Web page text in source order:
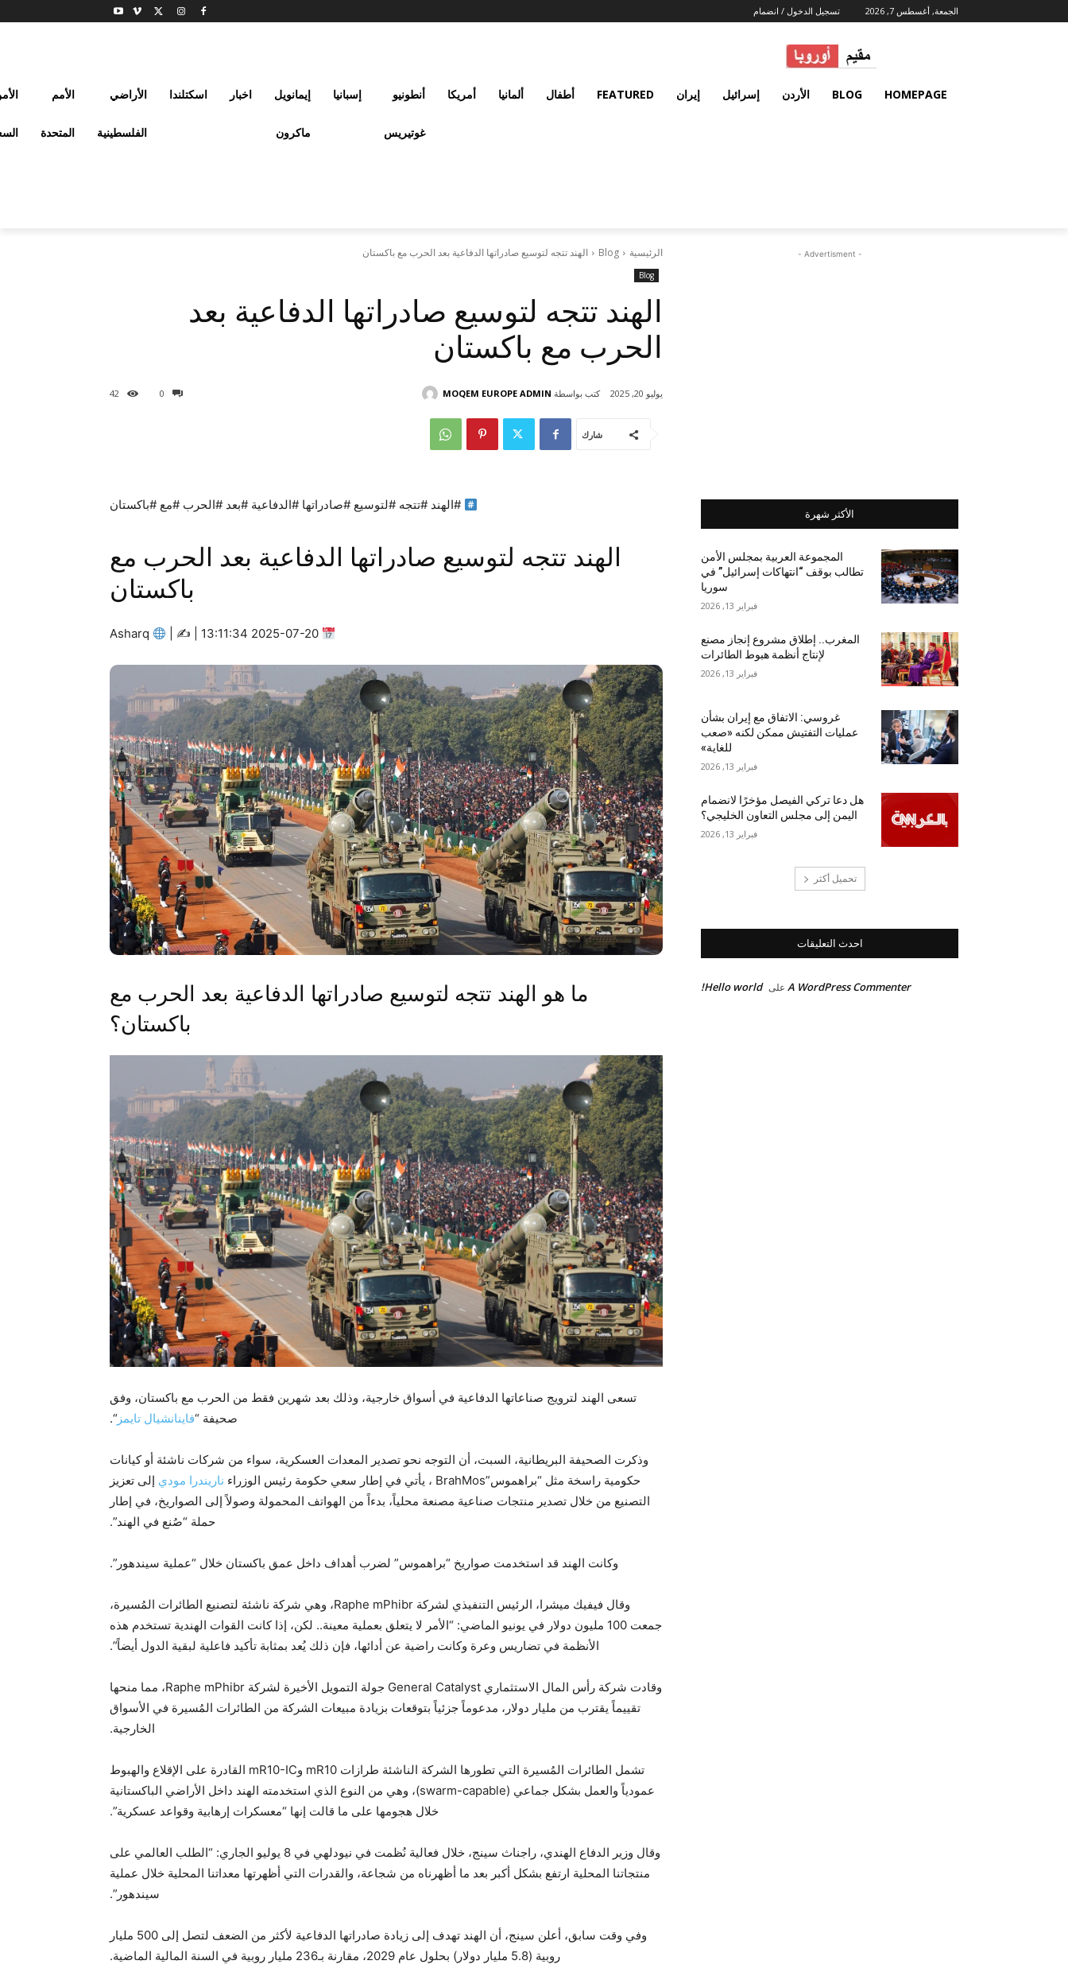
الجمعة, أغسطس 7, 2026 تسجيل الدخول / انضمام
HOMEPAGE
BLOG الأردن إسرائيل إيران FEATURED أطفال ألمانيا أمريكا أنطونيو
غوتيريس
إسبانيا إيمانويل
ماكرون
اخبار اسكتلندا الأراضي
الفلسطينية
الأمم
المتحدة
الرئيسية Blog الهند تتجه لتوسيع صادراتها الدفاعية بعد الحرب مع باكستان
Blog
الهند تتجه لتوسيع صادراتها الدفاعية بعد
الحرب مع باكستان
0
42 يوليو 20, 2025 كتب بواسطة MOQEM EUROPE ADMIN
شارك
#الهند #تتجه #لتوسيع #صادراتها #الدفاعية #بعد #الحرب #مع #باكستان
الهند تتجه لتوسيع صادراتها الدفاعية بعد الحرب مع
باكستان
ما هو الهند تتجه لتوسيع صادراتها الدفاعية بعد الحرب مع
باكستان؟
تسعى الهند لترويج صناعاتها الدفاعية في أسواق خارجية، وذلك بعد شهرين فقط من الحرب مع باكستان، وفق
صحيفة “فاينانشيال تايمز“.
وذكرت الصحيفة البريطانية، السبت، أن التوجه نحو تصدير المعدات العسكرية، سواء من شركات ناشئة أو كيانات
حكومية راسخة مثل “براهموس”BrahMos ، يأتي في إطار سعي حكومة رئيس الوزراء
ناريندرا مودي إلى تعزيز
التصنيع من خلال تصدير منتجات صناعية مصنعة محلياً، بدءاً من الهواتف المحمولة وصولاً إلى الصواريخ، في إطار
حملة “صُنع في الهند”.
وكانت الهند قد استخدمت صواريخ “براهموس” لضرب أهداف داخل عمق باكستان خلال “عملية سيندهور”.
وقال فيفيك ميشرا، الرئيس التنفيذي لشركة Raphe mPhibr، وهي شركة ناشئة لتصنيع الطائرات المُسيرة،
جمعت 100 مليون دولار في يونيو الماضي: “الأمر لا يتعلق بعملية معينة.. لكن، إذا كانت القوات الهندية تستخدم هذه
الأنظمة في تضاريس وعرة وكانت راضية عن أدائها، فإن ذلك يُعد بمثابة تأكيد فاعلية لبقية الدول أيضاً”.
وقادت شركة رأس المال الاستثماري General Catalyst جولة التمويل الأخيرة لشركة Raphe mPhibr، مما منحها
تقييماً يقترب من مليار دولار، مدعوماً جزئياً بتوقعات بزيادة مبيعات الشركة من الطائرات المُسيرة في الأسواق
الخارجية.
تشمل الطائرات المُسيرة التي تطورها الشركة الناشئة طرازات mR10 وmR10-IC القادرة على الإقلاع والهبوط
عمودياً والعمل بشكل جماعي (swarm-capable)، وهي من النوع الذي استخدمته الهند داخل الأراضي الباكستانية
خلال هجومها على ما قالت إنها “معسكرات إرهابية وقواعد عسكرية”.
وقال وزير الدفاع الهندي، راجناث سينج، خلال فعالية نُظمت في نيودلهي في 8 يوليو الجاري: “الطلب العالمي على
منتجاتنا المحلية ارتفع بشكل أكبر بعد ما أظهرناه من شجاعة، والقدرات التي أظهرتها معداتنا المحلية خلال عملية
سيندهور”.
وفي وقت سابق، أعلن سينج، أن الهند تهدف إلى زيادة صادراتها الدفاعية لأكثر من الضعف لتصل إلى 500 مليار
روبية (5.8 مليار دولار) بحلول عام 2029، مقارنة بـ236 مليار روبية في السنة المالية الماضية.
- Advertisment -
الأكثر شهرة
المجموعة العربية بمجلس الأمن
تطالب بوقف “انتهاكات إسرائيل” في
سوريا
فبراير 13, 2026
المغرب.. إطلاق مشروع إنجاز مصنع
لإنتاج أنظمة هبوط الطائرات
فبراير 13, 2026
غروسي: الاتفاق مع إيران بشأن
عمليات التفتيش ممكن لكنه «صعب
للغاية»
فبراير 13, 2026
هل دعا تركي الفيصل مؤخرًا لانضمام
اليمن إلى مجلس التعاون الخليجي؟
فبراير 13, 2026
تحميل أكثر
احدث التعليقات
A WordPress Commenter على Hello world!